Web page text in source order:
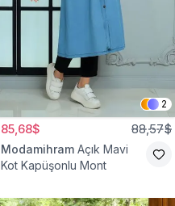
2
85,68$ 88,57$
Modamihram Açık Mavi
Kot Kapüşonlu Mont